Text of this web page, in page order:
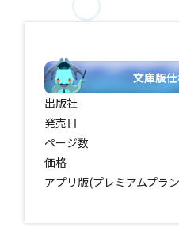
文庫版
出版社
発売日
ページ数
価格
アプリ版(プレミアムプラ